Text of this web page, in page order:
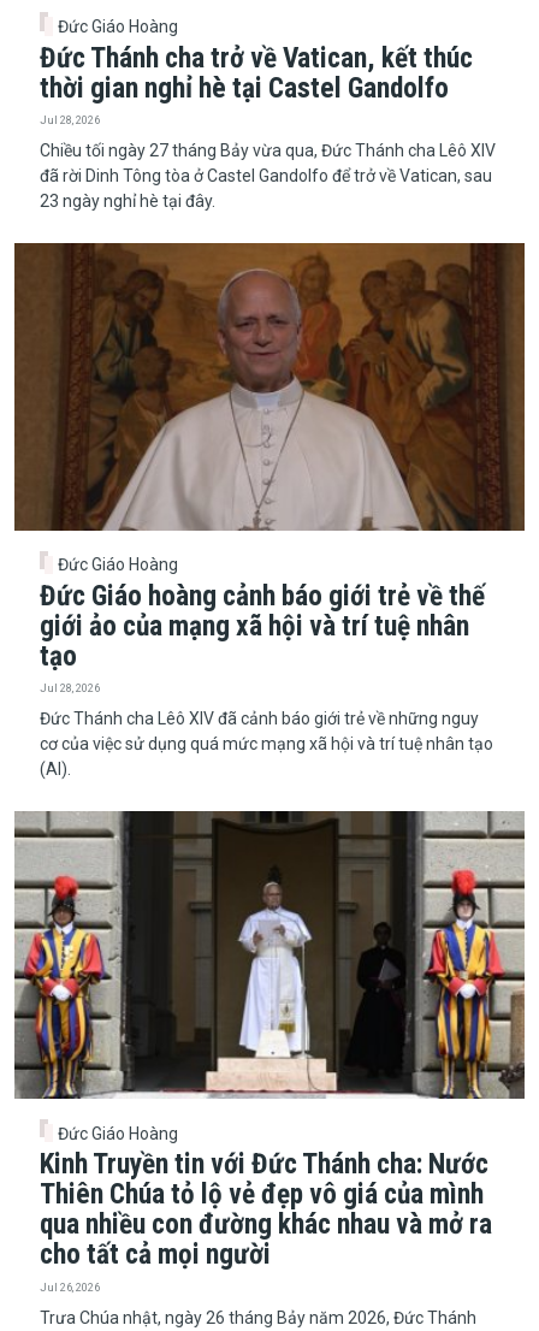
Đức Giáo Hoàng
Đức Thánh cha trở về Vatican, kết thúc
thời gian nghỉ hè tại Castel Gandolfo
Jul 28, 2026
​​​​​​​Chiều tối ngày 27 tháng Bảy vừa qua, Đức Thánh cha Lêô XIV
đã rời Dinh Tông tòa ở Castel Gandolfo để trở về Vatican, sau
23 ngày nghỉ hè tại đây.
Đức Giáo Hoàng
Đức Giáo hoàng cảnh báo giới trẻ về thế
giới ảo của mạng xã hội và trí tuệ nhân
tạo
Jul 28, 2026
Đức Thánh cha Lêô XIV đã cảnh báo giới trẻ về những nguy
cơ của việc sử dụng quá mức mạng xã hội và trí tuệ nhân tạo
(AI).
Đức Giáo Hoàng
Kinh Truyền tin với Đức Thánh cha: Nước
Thiên Chúa tỏ lộ vẻ đẹp vô giá của mình
qua nhiều con đường khác nhau và mở ra
cho tất cả mọi người
Jul 26, 2026
​​​​​​​Trưa Chúa nhật, ngày 26 tháng Bảy năm 2026, Đức Thánh